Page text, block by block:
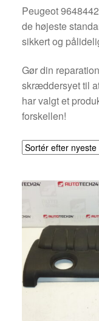
Peugeot
de højeste
sikkert og
Gør din
skræddersyet til
har valgt et
forskellen!